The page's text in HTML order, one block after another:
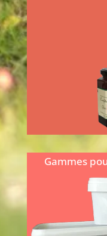
Nos
pulpe de
déglaçage
Gammes
Vous êtes
ou alors un
développer